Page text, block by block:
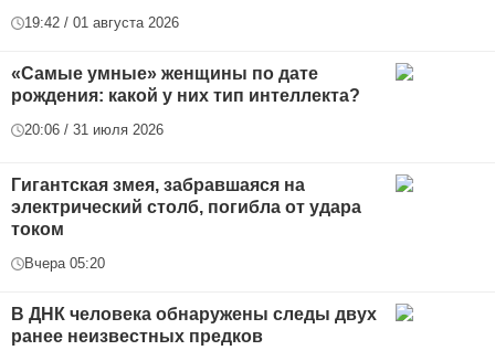
19:42 / 01 августа 2026
«Самые умные» женщины по дате
рождения: какой у них тип интеллекта?
20:06 / 31 июля 2026
Гигантская змея, забравшаяся на
электрический столб, погибла от удара
током
Вчера 05:20
В ДНК человека обнаружены следы двух
ранее неизвестных предков